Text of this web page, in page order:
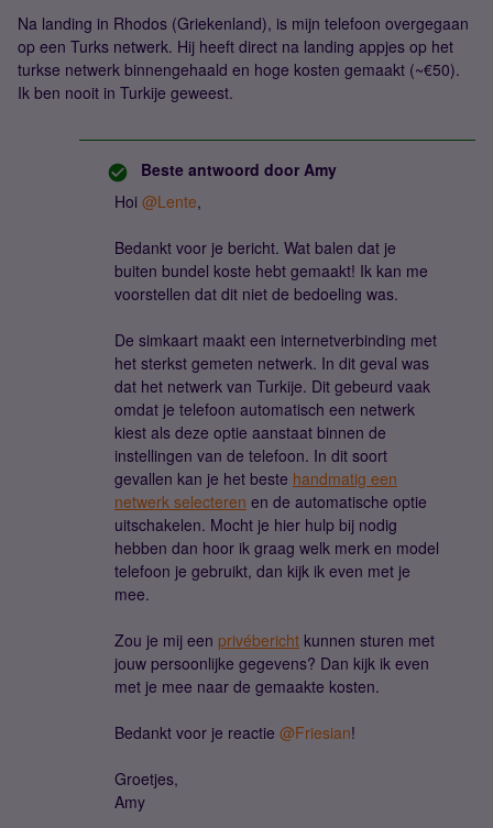
Na landing in Rhodos (Griekenland), is mijn telefoon overgegaan
op een Turks netwerk. Hij heeft direct na landing appjes op het
turkse netwerk binnengehaald en hoge kosten gemaakt (~€50).
Ik ben nooit in Turkije geweest.
Beste antwoord door Amy
Hoi ​ @Lente,
Bedankt voor je bericht. Wat balen dat je
buiten bundel koste hebt gemaakt! Ik kan me
voorstellen dat dit niet de bedoeling was.
De simkaart maakt een internetverbinding met
het sterkst gemeten netwerk. In dit geval was
dat het netwerk van Turkije. Dit gebeurd vaak
omdat je telefoon automatisch een netwerk
kiest als deze optie aanstaat binnen de
instellingen van de telefoon. In dit soort
gevallen kan je het beste handmatig een
netwerk selecteren en de automatische optie
uitschakelen. Mocht je hier hulp bij nodig
hebben dan hoor ik graag welk merk en model
telefoon je gebruikt, dan kijk ik even met je
mee.
Zou je mij een privébericht kunnen sturen met
jouw persoonlijke gegevens? Dan kijk ik even
met je mee naar de gemaakte kosten.
Bedankt voor je reactie ​ @Friesian!
Groetjes,
Amy